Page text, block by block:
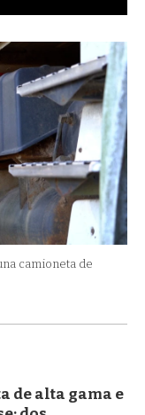
camioneta de
de alta gama e